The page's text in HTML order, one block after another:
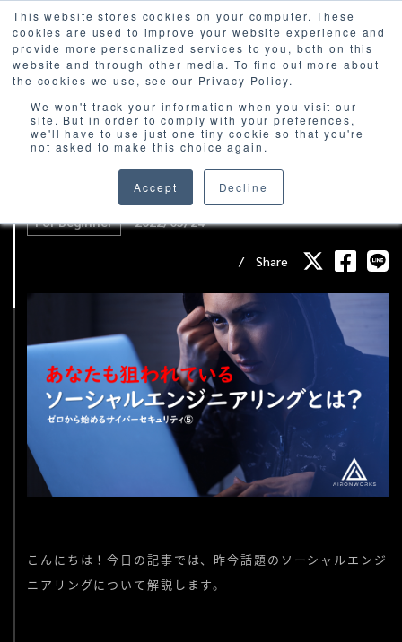
This website stores cookies on your computer. These
cookies are used to improve your website experience and
provide more personalized services to you, both on this
website and through other media. To find out more about
the cookies we use, see our Privacy Policy.
We won't track your information when you visit our
site. But in order to comply with your preferences,
we'll have to use just one tiny cookie so that you're
not asked to make this choice again.
Accept Decline
【あなたも狙われている】ソーシャルエンジ
ニアリングとは？
For Beginner 2022/05/24
Share
こんにちは！今日の記事では、昨今話題のソーシャルエンジ
ニアリングについて解説します。